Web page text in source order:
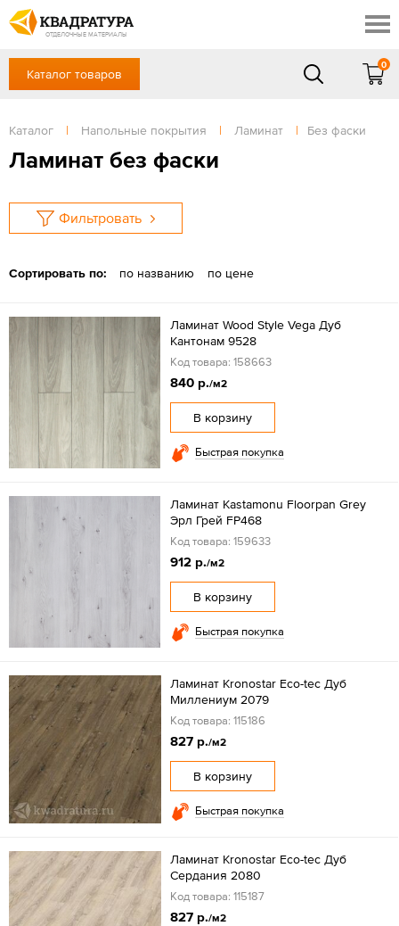
ОТДЕЛОЧНЫЕ МАТЕРИАЛЫ
Скидки
Контакты
Доставка и оплата
Готовые решения
Отзывы
+7 (863) 303-36-23
Сб, Вс — выходной
ЗАКАЗАТЬ ЗВОНОК
Каталог товаров
0
Каталог | Напольные покрытия | Ламинат | Без фаски
Ламинат без фаски
Фильтровать
Сортировать по: по названию по цене
Ламинат Wood Style Vega Дуб
Кантонам 9528
Код товара: 158663
840 р./м2
В корзину
Быстрая покупка
Ламинат Kastamonu Floorpan Grey
Эрл Грей FP468
Код товара: 159633
912 р./м2
В корзину
Быстрая покупка
Ламинат Kronostar Eco-tec Дуб
Миллениум 2079
Код товара: 115186
827 р./м2
В корзину
Быстрая покупка
Ламинат Kronostar Eco-tec Дуб
Сердания 2080
Код товара: 115187
827 р./м2